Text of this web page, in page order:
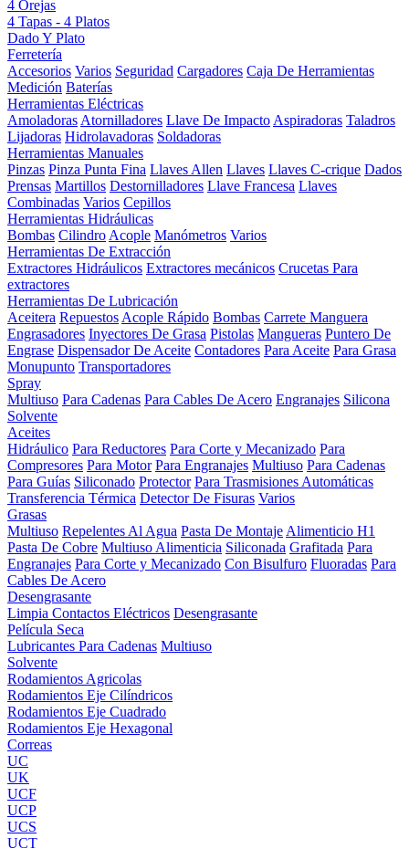
4 Orejas
4 Tapas - 4 Platos
Dado Y Plato
Ferretería
Accesorios Varios Seguridad Cargadores Caja De Herramientas
Medición Baterías
Herramientas Eléctricas
Amoladoras Atornilladores Llave De Impacto Aspiradoras Taladros
Lijadoras Hidrolavadoras Soldadoras
Herramientas Manuales
Pinzas Pinza Punta Fina Llaves Allen Llaves Llaves C-crique Dados
Prensas Martillos Destornilladores Llave Francesa Llaves
Combinadas Varios Cepillos
Herramientas Hidráulicas
Bombas Cilindro Acople Manómetros Varios
Herramientas De Extracción
Extractores Hidráulicos Extractores mecánicos Crucetas Para
extractores
Herramientas De Lubricación
Aceitera Repuestos Acople Rápido Bombas Carrete Manguera
Engrasadores Inyectores De Grasa Pistolas Mangueras Puntero De
Engrase Dispensador De Aceite Contadores Para Aceite Para Grasa
Monupunto Transportadores
Spray
Multiuso Para Cadenas Para Cables De Acero Engranajes Silicona
Solvente
Aceites
Hidráulico Para Reductores Para Corte y Mecanizado Para
Compresores Para Motor Para Engranajes Multiuso Para Cadenas
Para Guías Siliconado Protector Para Trasmisiones Automáticas
Transferencia Térmica Detector De Fisuras Varios
Grasas
Multiuso Repelentes Al Agua Pasta De Montaje Alimenticio H1
Pasta De Cobre Multiuso Alimenticia Siliconada Grafitada Para
Engranajes Para Corte y Mecanizado Con Bisulfuro Fluoradas Para
Cables De Acero
Desengrasante
Limpia Contactos Eléctricos Desengrasante
Película Seca
Lubricantes Para Cadenas Multiuso
Solvente
Rodamientos Agricolas
Rodamientos Eje Cilíndricos
Rodamientos Eje Cuadrado
Rodamientos Eje Hexagonal
Correas
UC
UK
UCF
UCP
UCS
UCT